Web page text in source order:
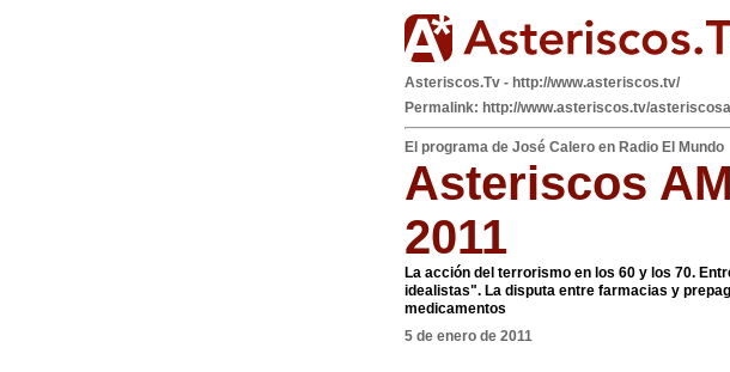
Asteriscos.Tv - http://www.asteriscos.tv/
Permalink: http://www.asteriscos.tv/
El programa de José Calero en Radio El Mundo
Asteriscos
2011
La acción del terrorismo en los 60 y los 70.
idealistas". La disputa entre farmacias y
medicamentos
5 de enero de 2011